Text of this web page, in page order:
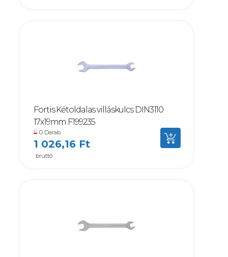
Fortis Kétoldalas villáskulcs DIN3110
17x19mm F199235
0 Darab
1 026,16 Ft
bruttó